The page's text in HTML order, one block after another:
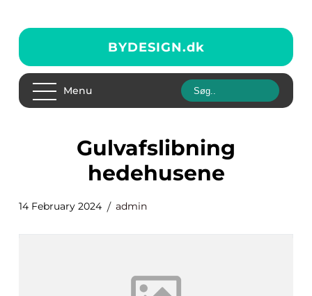
BYDESIGN.dk
Menu
gulvafslibning
hedehusene
14 February 2024 admin